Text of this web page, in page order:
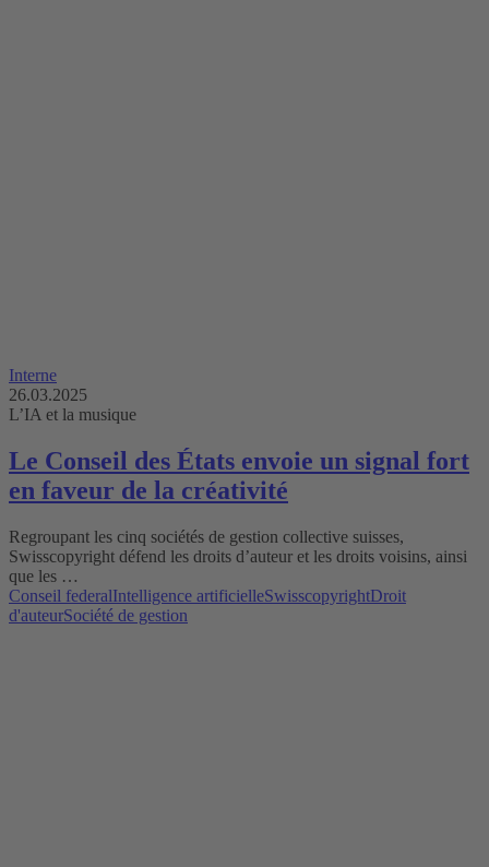
Interne
26.03.2025
L’IA et la musique
Le Conseil des États envoie un signal fort
en faveur de la créativité
Regroupant les cinq sociétés de gestion collective suisses,
Swisscopyright défend les droits d’auteur et les droits voisins, ainsi
que les …
Conseil federalIntelligence artificielleSwisscopyrightDroit
d'auteurSociété de gestion